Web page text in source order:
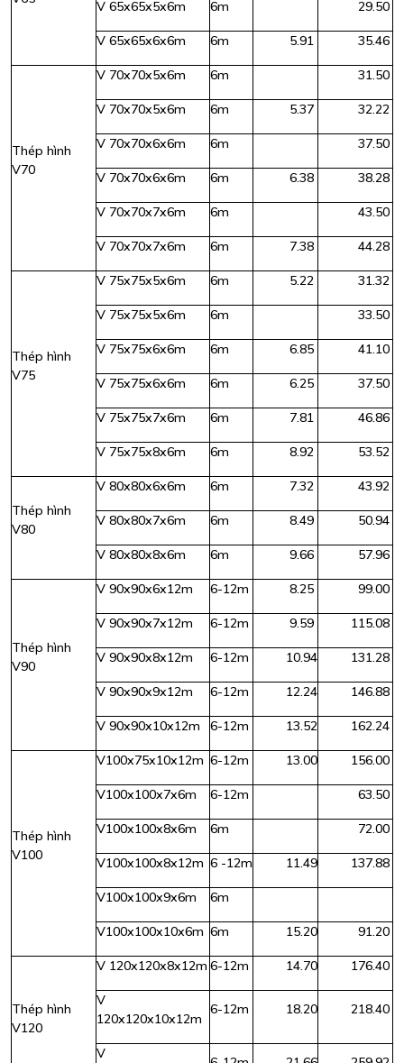
V 65x65x5x6m 6m 29.50
V 65x65x6x6m 6m 5.91 35.46
Thép hình
V70
V 70x70x5x6m 6m 31.50
V 70x70x5x6m 6m 5.37 32.22
V 70x70x6x6m 6m 37.50
V 70x70x6x6m 6m 6.38 38.28
V 70x70x7x6m 6m 43.50
V 70x70x7x6m 6m 7.38 44.28
Thép hình
V75
V 75x75x5x6m 6m 5.22 31.32
V 75x75x5x6m 6m 33.50
V 75x75x6x6m 6m 6.85 41.10
V 75x75x6x6m 6m 6.25 37.50
V 75x75x7x6m 6m 7.81 46.86
V 75x75x8x6m 6m 8.92 53.52
Thép hình
V80
V 80x80x6x6m 6m 7.32 43.92
V 80x80x7x6m 6m 8.49 50.94
V 80x80x8x6m 6m 9.66 57.96
Thép hình
V90
V 90x90x6x12m 6-12m 8.25 99.00
V 90x90x7x12m 6-12m 9.59 115.08
V 90x90x8x12m 6-12m 10.94 131.28
V 90x90x9x12m 6-12m 12.24 146.88
V 90x90x10x12m 6-12m 13.52 162.24
Thép hình
V100
V100x75x10x12m 6-12m 13.00 156.00
V100x100x7x6m 6-12m 63.50
V100x100x8x6m 6m 72.00
V100x100x8x12m 6 -12m 11.49 137.88
V100x100x9x6m 6m
V100x100x10x6m 6m 15.20 91.20
Thép hình
V120
V 120x120x8x12m 6-12m 14.70 176.40
V
120x120x10x12m
6-12m 18.20 218.40
V